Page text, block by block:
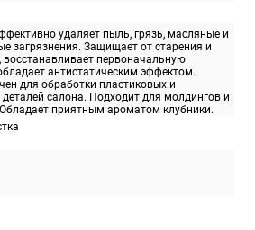
удаляет пыль, грязь, масляные и
загрязнения. Защищает от старения и
восстанавливает первоначальную
антистатическим эффектом.
для обработки пластиковых и
салона. Подходит для молдингов и
приятным ароматом клубники.